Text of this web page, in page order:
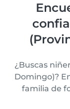
¿Buscas
Domingo)?
familia de